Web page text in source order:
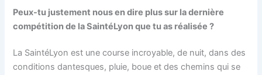
Peux-tu justement nous en dire plus sur la dernière
compétition de la SaintéLyon que tu as réalisée ?
La SaintéLyon est une course incroyable, de nuit, dans des
conditions dantesques, pluie, boue et des chemins qui se